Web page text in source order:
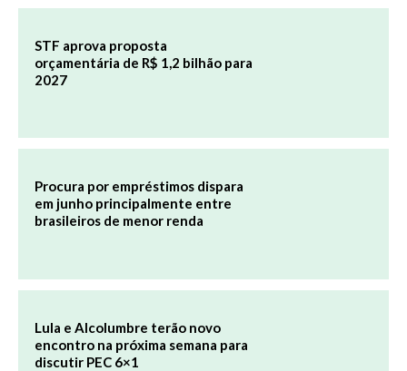
STF aprova proposta
orçamentária de R$ 1,2 bilhão para
2027
Procura por empréstimos dispara
em junho principalmente entre
brasileiros de menor renda
Lula e Alcolumbre terão novo
encontro na próxima semana para
discutir PEC 6×1